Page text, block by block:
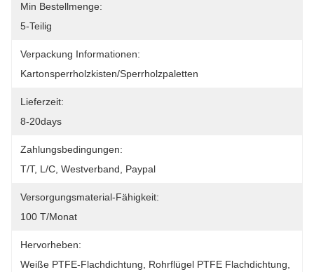
Min Bestellmenge:
5-Teilig
Verpackung Informationen:
Kartonsperrholzkisten/Sperrholzpaletten
Lieferzeit:
8-20days
Zahlungsbedingungen:
T/T, L/C, Westverband, Paypal
Versorgungsmaterial-Fähigkeit:
100 T/Monat
Hervorheben:
Weiße PTFE-Flachdichtung
Rohrflügel PTFE Flachdichtung